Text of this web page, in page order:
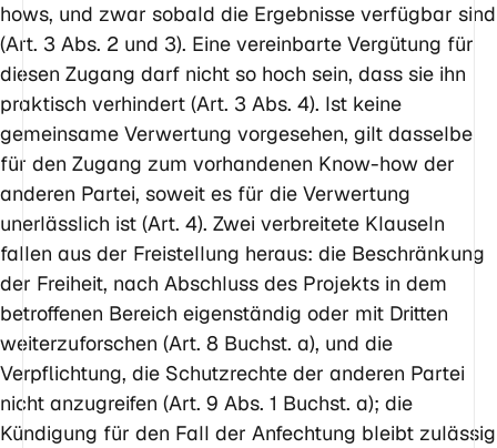
hows, und zwar sobald die Ergebnisse verfügbar sind
(Art. 3 Abs. 2 und 3). Eine vereinbarte Vergütung für
diesen Zugang darf nicht so hoch sein, dass sie ihn
praktisch verhindert (Art. 3 Abs. 4). Ist keine
gemeinsame Verwertung vorgesehen, gilt dasselbe
für den Zugang zum vorhandenen Know-how der
anderen Partei, soweit es für die Verwertung
unerlässlich ist (Art. 4). Zwei verbreitete Klauseln
fallen aus der Freistellung heraus: die Beschränkung
der Freiheit, nach Abschluss des Projekts in dem
betroffenen Bereich eigenständig oder mit Dritten
weiterzuforschen (Art. 8 Buchst. a), und die
Verpflichtung, die Schutzrechte der anderen Partei
nicht anzugreifen (Art. 9 Abs. 1 Buchst. a); die
Kündigung für den Fall der Anfechtung bleibt zulässig